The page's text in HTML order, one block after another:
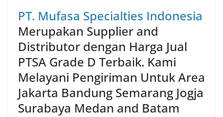
PT. Mufasa Specialties Indonesia
Merupakan Supplier and
Distributor dengan Harga Jual
PTSA Grade D Terbaik. Kami
Melayani Pengiriman Untuk Area
Jakarta Bandung Semarang Jogja
Surabaya Medan and Batam